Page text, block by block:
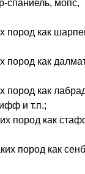
спаниель, мопс,
пород как
пород как
пород как
и т.п.;
пород как
пород как